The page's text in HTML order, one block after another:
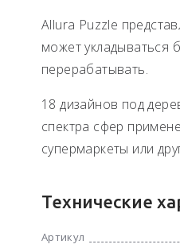
Allura Puzzle
может укладываться
перерабатывать.
18 дизайнов под
спектра сфер
супермаркеты или
Технические
Артикул